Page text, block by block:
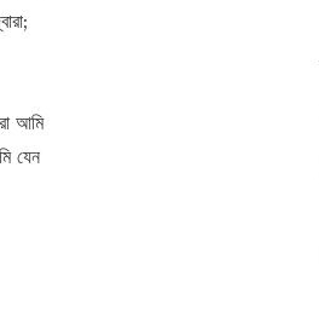
আমি
যেন